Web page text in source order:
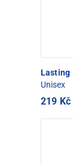
Lasting
Unisex
219 Kč